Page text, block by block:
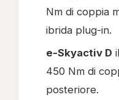
Nm di coppia
ibrida plug-in.
e-Skyactiv D
450 Nm di
posteriore.